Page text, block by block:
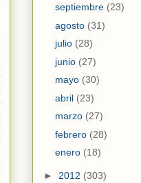
septiembre (23)
agosto (31)
julio (28)
junio (27)
mayo (30)
abril (23)
marzo (27)
febrero (28)
enero (18)
► 2012 (303)